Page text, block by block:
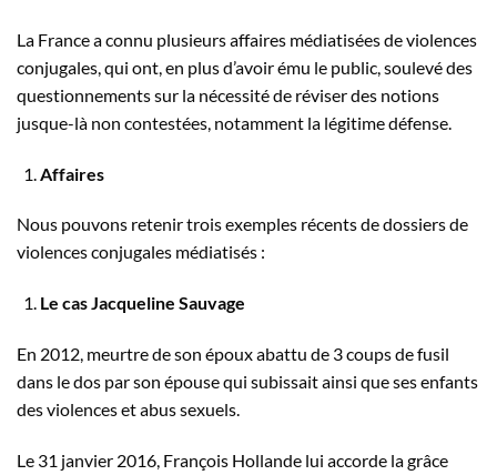
La France a connu plusieurs affaires médiatisées de violences
conjugales, qui ont, en plus d’avoir ému le public, soulevé des
questionnements sur la nécessité de réviser des notions
jusque-là non contestées, notamment la légitime défense.
Affaires
Nous pouvons retenir trois exemples récents de dossiers de
violences conjugales médiatisés :
Le cas Jacqueline Sauvage
En 2012, meurtre de son époux abattu de 3 coups de fusil
dans le dos par son épouse qui subissait ainsi que ses enfants
des violences et abus sexuels.
Le 31 janvier 2016, François Hollande lui accorde la grâce